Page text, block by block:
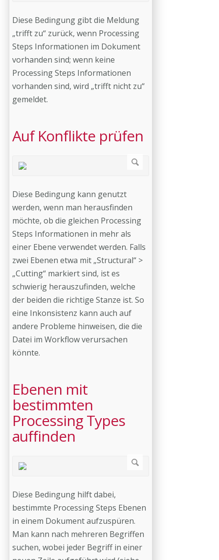
Diese Bedingung gibt die Meldung
„trifft zu“ zurück, wenn Processing
Steps Informationen im Dokument
vorhanden sind; wenn keine
Processing Steps Informationen
vorhanden sind, wird „trifft nicht zu“
gemeldet.
Auf Konflikte prüfen
Diese Bedingung kann genutzt
werden, wenn man herausfinden
möchte, ob die gleichen Processing
Steps Informationen in mehr als
einer Ebene verwendet werden. Falls
zwei Ebenen etwa mit „Structural“ >
„Cutting“ markiert sind, ist es
schwierig herauszufinden, welche
der beiden die richtige Stanze ist. So
eine Inkonsistenz kann auch auf
andere Probleme hinweisen, die die
Datei im Workflow verursachen
könnte.
Ebenen mit
bestimmten
Processing Types
auffinden
Diese Bedingung hilft dabei,
bestimmte Processing Steps Ebenen
in einem Dokument aufzuspüren.
Man kann nach mehreren Begriffen
suchen, wobei jeder Begriff in einer